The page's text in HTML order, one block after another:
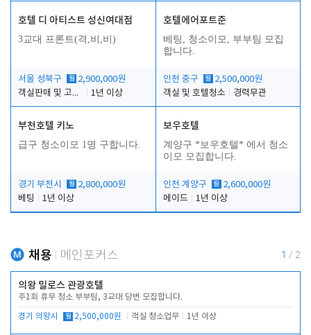
호텔 디 아티스트 성신여대점
3교대 프론트(격,비,비)
서울 성북구 월 2,900,000원
객실판매 및 고객응대
1년 이상
호텔에어포트준
베팅, 청소이모, 부부팀 모집
합니다.
인천 중구 월 2,500,000원
객실 및 호텔청소
경력무관
부천호텔 키노
급구 청소이모 1명 구합니다.
경기 부천시 월 2,800,000원
베팅
1년 이상
보우호텔
계양구 *보우호텔* 에서 청소
이모 모집합니다.
인천 계양구 월 2,600,000원
메이드
1년 이상
채용 메인포커스 1 / 2
의왕 밀로스 관광호텔
주1회 휴무 청소 부부팀, 3교대 당번 모집합니다.
경기 의왕시 월 2,500,000원 객실 청소업무 1년 이상